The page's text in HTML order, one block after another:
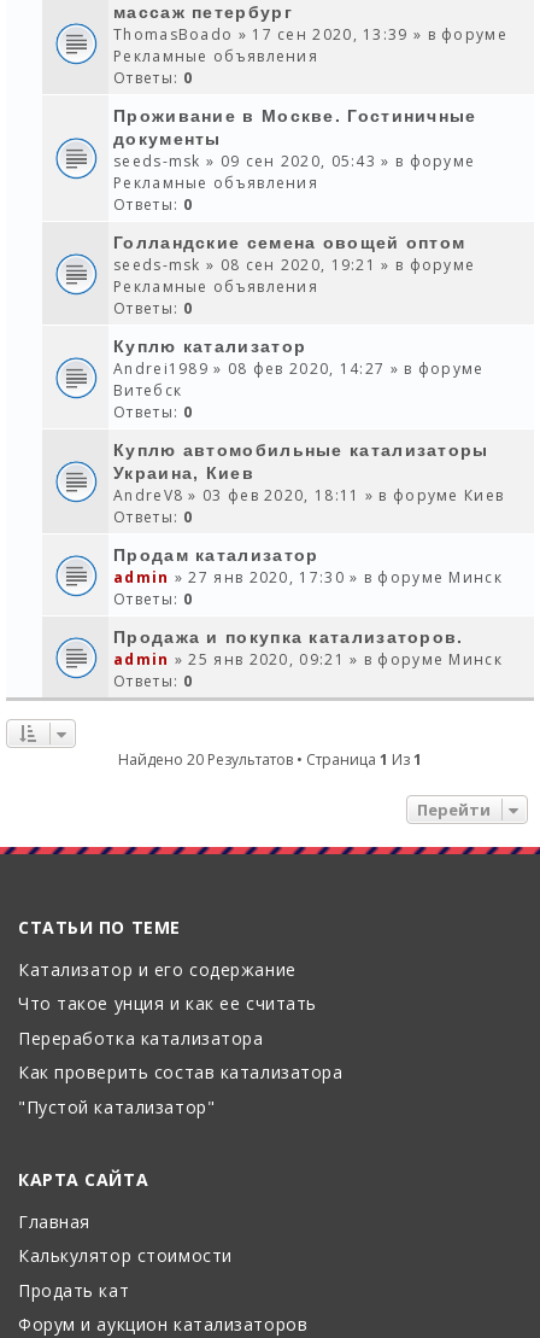
массаж петербург
ThomasBoado » 17 сен 2020, 13:39 » в форуме
Рекламные объявления
Ответы: 0
Проживание в Москве. Гостиничные
документы
seeds-msk » 09 сен 2020, 05:43 » в форуме
Рекламные объявления
Ответы: 0
Голландские семена овощей оптом
seeds-msk » 08 сен 2020, 19:21 » в форуме
Рекламные объявления
Ответы: 0
Куплю катализатор
Andrei1989 » 08 фев 2020, 14:27 » в форуме
Витебск
Ответы: 0
Куплю автомобильные катализаторы
Украина, Киев
AndreV8 » 03 фев 2020, 18:11 » в форуме Киев
Ответы: 0
Продам катализатор
admin » 27 янв 2020, 17:30 » в форуме Минск
Ответы: 0
Продажа и покупка катализаторов.
admin » 25 янв 2020, 09:21 » в форуме Минск
Ответы: 0
Найдено 20 Результатов • Страница 1 Из1
Перейти
СТАТЬИ ПО ТЕМЕ
Катализатор и его содержание
Что такое унция и как ее считать
Переработка катализатора
Как проверить состав катализатора
"Пустой катализатор"
КАРТА САЙТА
Главная
Калькулятор стоимости
Продать кат
Форум и аукцион катализаторов